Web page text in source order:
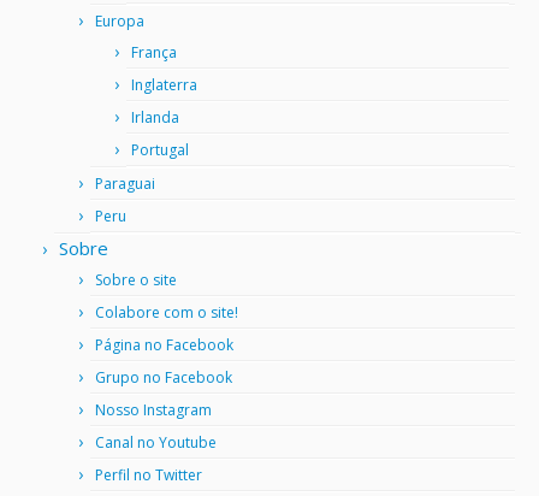
Europa
França
Inglaterra
Irlanda
Portugal
Paraguai
Peru
Sobre
Sobre o site
Colabore com o site!
Página no Facebook
Grupo no Facebook
Nosso Instagram
Canal no Youtube
Perfil no Twitter